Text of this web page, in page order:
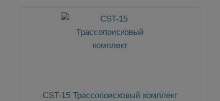
CST-15 Трассопоисковый комплект